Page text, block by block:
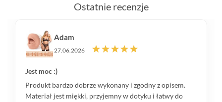
Ostatnie recenzje
Adam
27.06.2026
Jest moc :)
Produkt bardzo dobrze wykonany i zgodny z opisem.
Materiał jest miękki, przyjemny w dotyku i łatwy do